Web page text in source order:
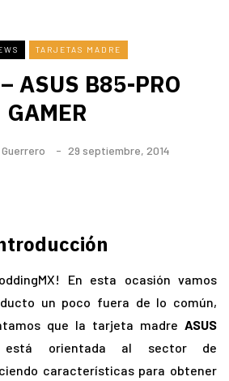
TARJETAS MADRE
ASUS B85-PRO
GAMER
29 septiembre, 2014
En esta ocasión vamos
un poco fuera de lo común,
que la tarjeta madre ASUS
orientada al sector de
características para obtener